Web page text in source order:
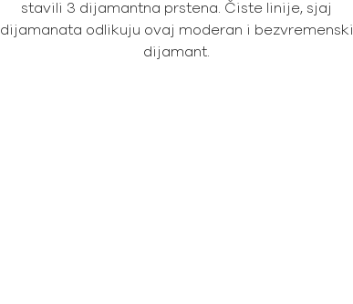
stavili 3 dijamantna prstena. Čiste linije, sjaj
dijamanata odlikuju ovaj moderan i bezvremenski
dijamant.